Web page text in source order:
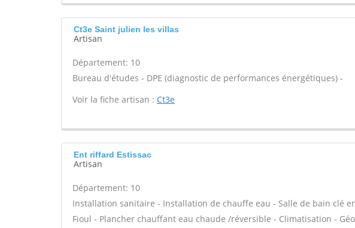
Ct3e Saint julien les villas
Artisan
Département: 10
Bureau d'études - DPE (diagnostic de performances énergétiques) -
Voir la fiche artisan : Ct3e
Ent riffard Estissac
Artisan
Département: 10
Installation sanitaire - Installation de chauffe eau - Salle de bain clé
Fioul - Plancher chauffant eau chaude /réversible - Climatisation -